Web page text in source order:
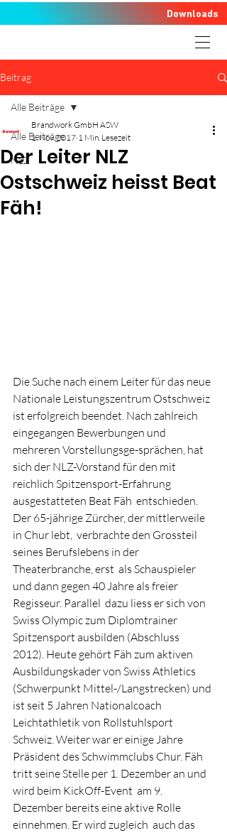
Downloads
Beitrag
Alle Beiträge
NLZ
Alle Beiträge
Der Leiter NLZ
Ostschweiz heisst Beat
Fäh!
Brandwork GmbH ASW
1. Nov. 2017 1 Min. Lesezeit
Die Suche nach einem Leiter für das neue
Nationale Leistungszentrum Ostschweiz
ist erfolgreich beendet. Nach zahlreich
eingegangen Bewerbungen und
mehreren Vorstellungsge-sprächen, hat
sich der NLZ-Vorstand für den mit
reichlich Spitzensport-Erfahrung
ausgestatteten Beat Fäh  entschieden.
Der 65-jährige Zürcher, der mittlerweile
in Chur lebt,  verbrachte den Grossteil
seines Berufslebens in der
Theaterbranche, erst  als Schauspieler
und dann gegen 40 Jahre als freier
Regisseur. Parallel  dazu liess er sich von
Swiss Olympic zum Diplomtrainer
Spitzensport ausbilden (Abschluss
2012). Heute gehört Fäh zum aktiven
Ausbildungskader von Swiss Athletics
(Schwerpunkt Mittel-/Langstrecken) und
ist seit 5 Jahren Nationalcoach
Leichtathletik von Rollstuhlsport
Schweiz. Weiter war er einige Jahre
Präsident des Schwimmclubs Chur. Fäh
tritt seine Stelle per 1. Dezember an und
wird beim KickOff-Event  am 9.
Dezember bereits eine aktive Rolle
einnehmen. Er wird zugleich  auch das